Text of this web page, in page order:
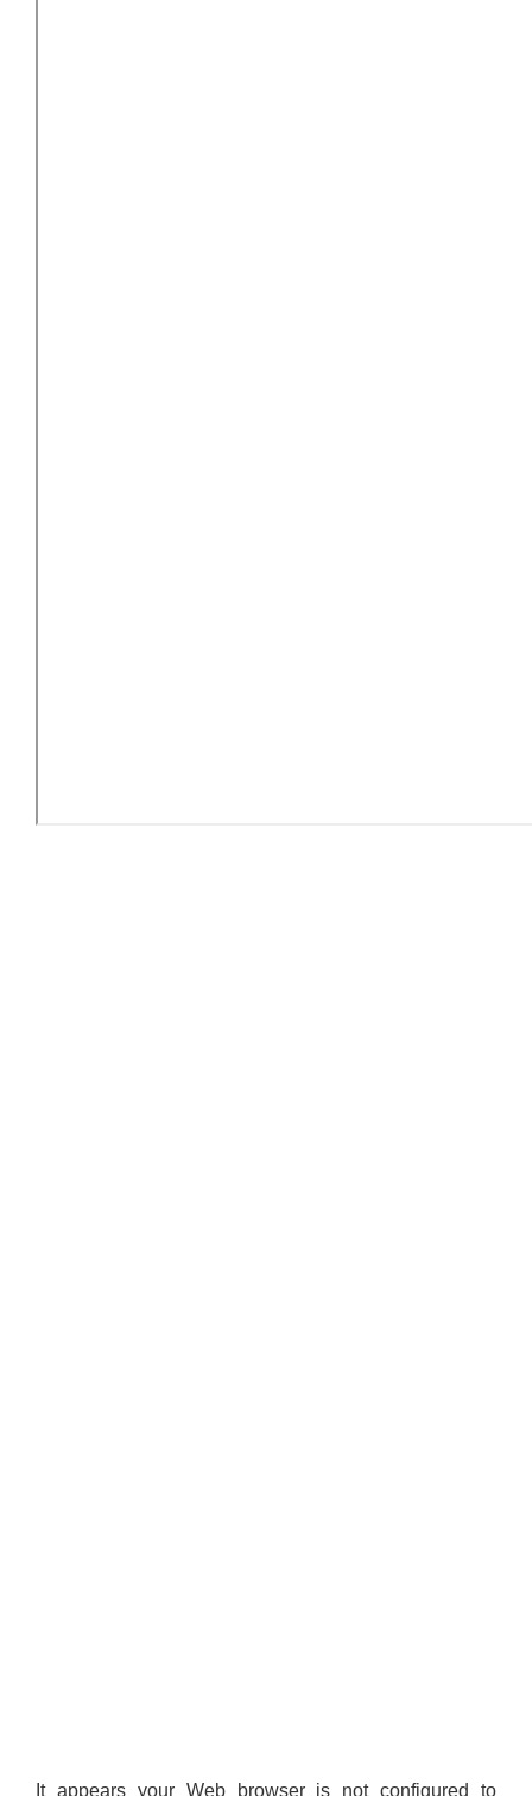
It appears your Web browser is not configured to